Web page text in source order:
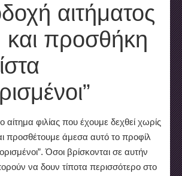
αιτήματος
και προσθήκη
αίτημα φιλίας που έχουμε δεχθεί χωρίς
προσθέτουμε άμεσα αυτό το προφίλ
Όσοι βρίσκονται σε αυτήν
να δουν τίποτα περισσότερο στο